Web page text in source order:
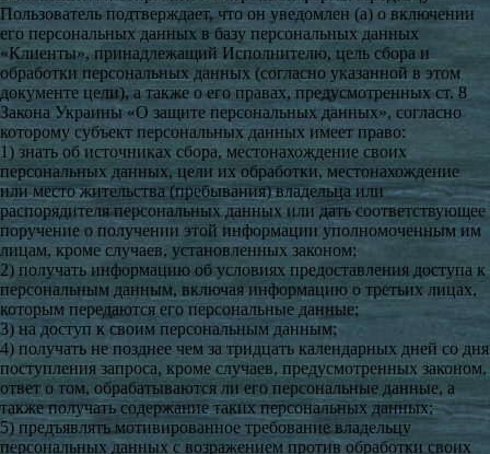
Пользователь подтверждает, что он уведомлен (а) о включении
его персональных данных в базу персональных данных
«Клиенты», принадлежащий Исполнителю, цель сбора и
обработки персональных данных (согласно указанной в этом
документе цели), а также о его правах, предусмотренных ст. 8
Закона Украины «О защите персональных данных», согласно
которому субъект персональных данных имеет право:
1) знать об источниках сбора, местонахождение своих
персональных данных, цели их обработки, местонахождение
или место жительства (пребывания) владельца или
распорядителя персональных данных или дать соответствующее
поручение о получении этой информации уполномоченным им
лицам, кроме случаев, установленных законом;
2) получать информацию об условиях предоставления доступа к
персональным данным, включая информацию о третьих лицах,
которым передаются его персональные данные;
3) на доступ к своим персональным данным;
4) получать не позднее чем за тридцать календарных дней со дня
поступления запроса, кроме случаев, предусмотренных законом,
ответ о том, обрабатываются ли его персональные данные, а
также получать содержание таких персональных данных;
5) предъявлять мотивированное требование владельцу
персональных данных с возражением против обработки своих